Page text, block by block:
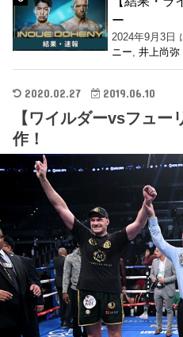
ー
2024年9月3日
ニー ,井上尚弥
2020.02.27 2019.06.10
【ワイルダーvsフュー
作！